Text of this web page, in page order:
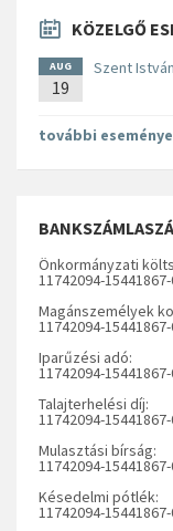
KÖZELGŐ
AUG
19
Szent
további
Önkormányzati
11742094-
Magánszemélyek
11742094-
Iparűzési adó:
11742094-
Talajterhelési díj:
11742094-
Mulasztási bírság:
11742094-
Késedelmi pótlék:
11742094-